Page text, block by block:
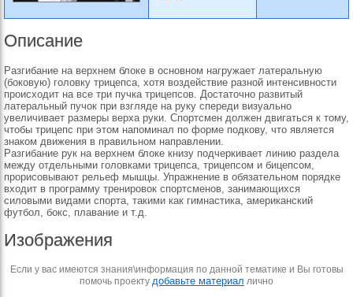
Описание
Разгибание на верхнем блоке в основном нагружает латеральную
(боковую) головку трицепса, хотя воздействие разной интенсивности
происходит на все три пучка трицепсов. Достаточно развитый
латеральный пучок при взгляде на руку спереди визуально
увеличивает размеры верха руки. Спортсмен должен двигаться к тому,
чтобы трицепс при этом напоминал по форме подкову, что является
знаком движения в правильном направлении.
Разгибание рук на верхнем блоке книзу подчеркивает линию раздела
между отдельными головками трицепса, трицепсом и бицепсом,
прорисовывают рельеф мышцы. Упражнение в обязательном порядке
входит в программу тренировок спортсменов, занимающихся
силовыми видами спорта, такими как гимнастика, американский
футбол, бокс, плавание и т.д.
Изображения
Если у вас имеются знания\информация по данной тематике и Вы готовы
помочь проекту добавьте материал лично